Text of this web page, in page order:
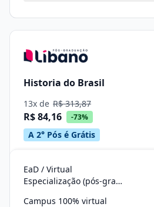
Historia do Brasil
13x de R$ 313,87
R$ 84,16 -73%
A 2° Pós é Grátis
EaD / Virtual
Especialização (pós-graduação)
Campus 100% virtual